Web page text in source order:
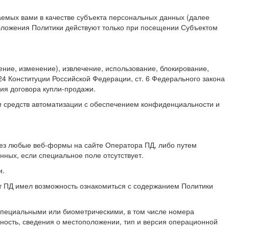
вами в качестве субъекта персональных данных (далее
Политики действуют только при посещении Субъектом
изменение), извлечение, использование, блокирование,
Российской Федерации, ст. 6 Федерального закона
договора купли-продажи.
автоматизации с обеспечением конфиденциальности и
любые веб-формы на сайте Оператора ПД, либо путем
если специальное поле отсутствует.
имел возможность ознакомиться с содержанием Политики
или биометрическими, в том числе номера
сведения о местоположении, тип и версия операционной